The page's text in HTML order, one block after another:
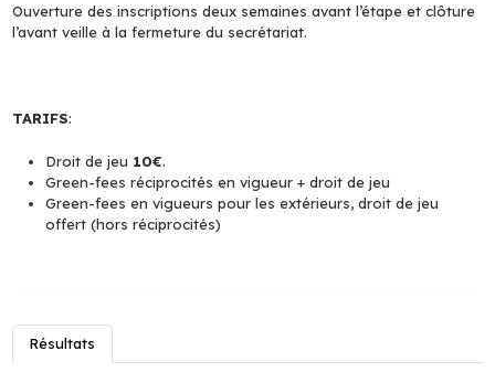
Ouverture des inscriptions deux semaines avant l’étape et clôture
l’avant veille à la fermeture du secrétariat.
TARIFS:
Droit de jeu 10€.
Green-fees réciprocités en vigueur + droit de jeu
Green-fees en vigueurs pour les extérieurs, droit de jeu
offert (hors réciprocités)
Résultats